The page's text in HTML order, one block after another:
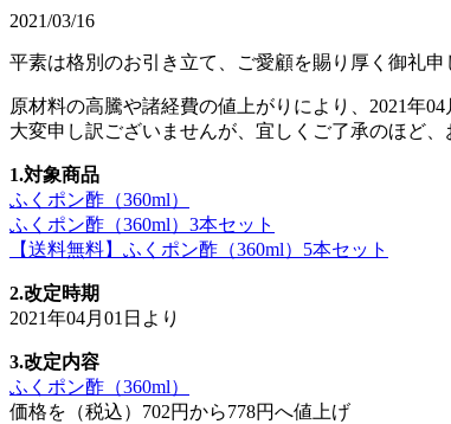
2021/03/16
平素は格別のお引き立て、ご愛顧を賜り厚く御礼申
原材料の高騰や諸経費の値上がりにより、2021年04
大変申し訳ございませんが、宜しくご了承のほど、
1.対象商品
ふくポン酢（360ml）
ふくポン酢（360ml）3本セット
【送料無料】ふくポン酢（360ml）5本セット
2.改定時期
2021年04月01日より
3.改定内容
ふくポン酢（360ml）
価格を（税込）702円から778円へ値上げ